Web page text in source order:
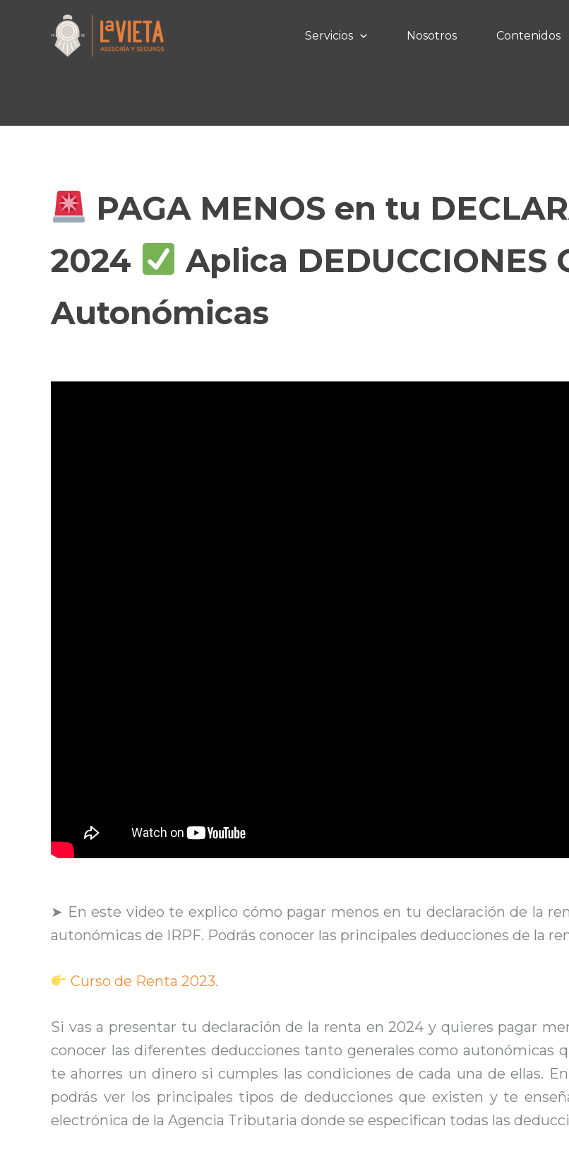
contenido
Servicios Nosotros Contenidos
PAGA MENOS en tu
2024
Aplica DEDUCCIONES
Autonómicas
➤ En este video te explico cómo pagar menos en tu declaración de la
autonómicas de IRPF. Podrás conocer las principales deducciones de la
Curso de Renta 2023.
Si vas a presentar tu declaración de la renta en 2024 y quieres pagar
conocer las diferentes deducciones tanto generales como autonómicas
te ahorres un dinero si cumples las condiciones de cada una de ellas.
podrás ver los principales tipos de deducciones que existen y te
electrónica de la Agencia Tributaria donde se especifican todas las